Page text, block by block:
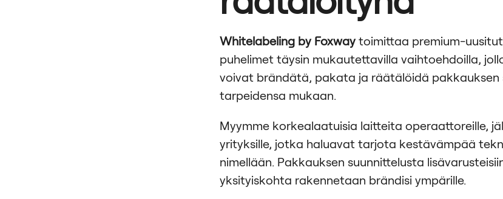
Whitelabeling by Foxwaytoimittaa premium-
puhelimet täysin mukautettavilla vaihtoehdoilla,
voivat brändätä, pakata ja räätälöidä pakkauksen
tarpeidensa mukaan.
Myymme korkealaatuisia laitteita operaattoreille,
yrityksille, jotka haluavat tarjota kestävämpää
nimellään. Pakkauksen suunnittelusta
yksityiskohta rakennetaan brändisi ympärille.